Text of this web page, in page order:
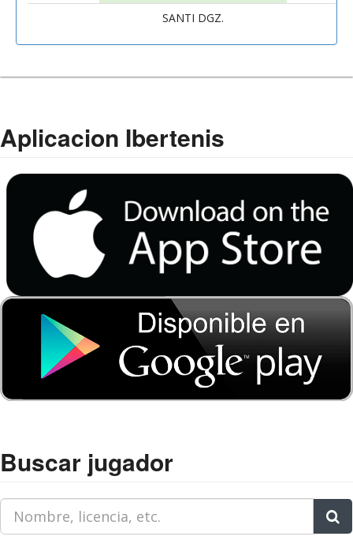
SANTI DGZ.
Aplicacion Ibertenis
Buscar jugador